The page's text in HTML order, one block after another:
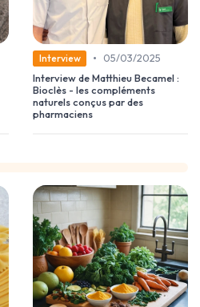
Interview •
05/03/2025
Interview de Matthieu Becamel :
Bioclès - les compléments
naturels conçus par des
pharmaciens